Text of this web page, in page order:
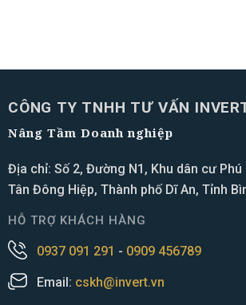
CÔNG TY TNHH TƯ VẤN
Nâng Tầm Doanh nghiệp
Địa chỉ: Số 2, Đường N1, Khu dân cư Phú
Tân Đông Hiệp, Thành phố Dĩ An, Tỉnh
HỖ TRỢ KHÁCH HÀNG
0937 091 291 - 0909 456789
Email: cskh@invert.vn